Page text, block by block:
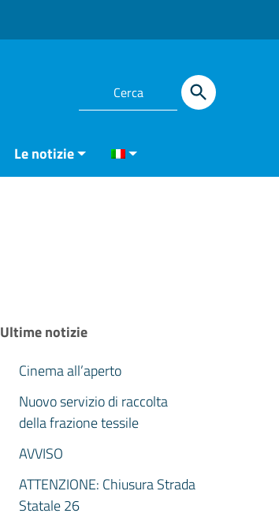
Le notizie
Ultime notizie
Cinema all’aperto
Nuovo servizio di raccolta
della frazione tessile
AVVISO
ATTENZIONE: Chiusura Strada
Statale 26